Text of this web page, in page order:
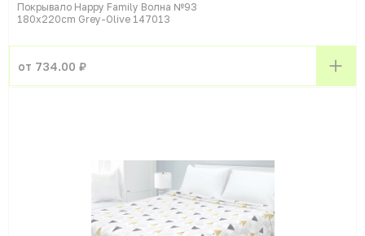
Покрывало Happy Family Волна №93
180x220cm Grey-Olive 147013
от 734.00 ₽